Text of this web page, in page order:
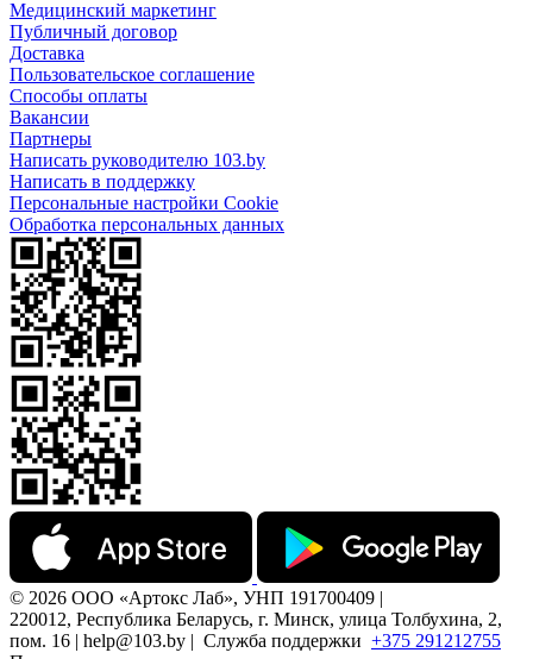
Медицинский маркетинг
Публичный договор
Доставка
Пользовательское соглашение
Способы оплаты
Вакансии
Партнеры
Написать руководителю 103.by
Написать в поддержку
Персональные настройки Cookie
Обработка персональных данных
© 2026 ООО «Артокс Лаб», УНП 191700409 |
220012, Республика Беларусь, г. Минск, улица Толбухина, 2,
пом. 16 | help@103.by | Служба поддержки +375 291212755